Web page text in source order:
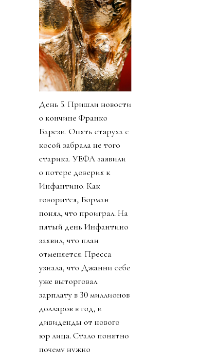
День 5. Пришли новости
о кончине Франко
Барези. Опять старуха с
косой забрала не того
старика. УЕФА заявили
о потере доверия к
Инфантино. Как
говорится, Борман
понял, что проиграл. На
пятый день Инфантино
заявил, что план
отменяется. Пресса
узнала, что Джанни себе
уже выторговал
зарплату в 30 миллионов
долларов в год, и
дивиденды от нового
юр лица. Стало понятно
почему нужно